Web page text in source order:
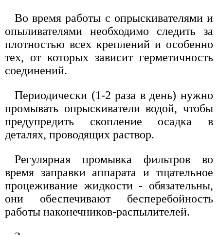
Во время работы с опрыскивателями и
опыливателями необходимо следить за
плотностью всех креплений и особенно
тех, от которых зависит герметичность
соединений.
Периодически (1-2 раза в день) нужно
промывать опрыскиватели водой, чтобы
предупредить скопление осадка в
деталях, проводящих раствор.
Регулярная промывка фильтров во
время заправки аппарата и тщательное
процеживание жидкости - обязательны,
они обеспечивают бесперебойность
работы наконечников-распылителей.